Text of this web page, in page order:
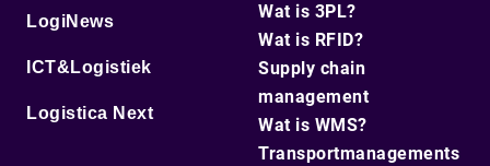
LogiNews
ICT&Logistiek
Logistica Next
Wat is 3PL?
Wat is RFID?
Supply chain
management
Wat is WMS?
Transportmanagements